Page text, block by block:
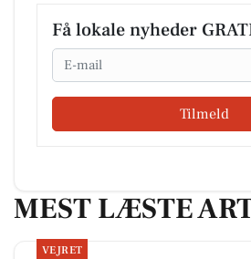
Få lokale nyheder
Email
Tilmeld
MEST LÆSTE
VEJRET